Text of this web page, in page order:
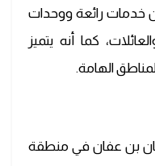
خدمات رائعة ووحدات
كما أنه يتميز
الهامة.
بن عفان في منطقة